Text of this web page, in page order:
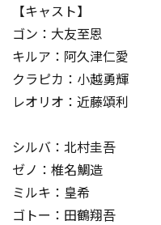
【キャスト】
ゴン：大友至恩
キルア：阿久津仁愛
クラピカ：小越勇輝
レオリオ：近藤頌利
シルバ：北村圭吾
ゼノ：椎名鯛造
ミルキ：皇希
ゴトー：田鶴翔吾